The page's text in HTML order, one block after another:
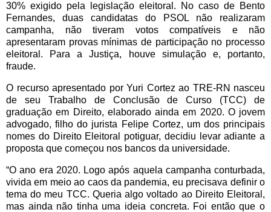
30% exigido pela legislação eleitoral. No caso de Bento
Fernandes, duas candidatas do PSOL não realizaram
campanha, não tiveram votos compatíveis e não
apresentaram provas mínimas de participação no processo
eleitoral. Para a Justiça, houve simulação e, portanto,
fraude.
O recurso apresentado por Yuri Cortez ao TRE-RN nasceu
de seu Trabalho de Conclusão de Curso (TCC) de
graduação em Direito, elaborado ainda em 2020. O jovem
advogado, filho do jurista Felipe Cortez, um dos principais
nomes do Direito Eleitoral potiguar, decidiu levar adiante a
proposta que começou nos bancos da universidade.
“O ano era 2020. Logo após aquela campanha conturbada,
vivida em meio ao caos da pandemia, eu precisava definir o
tema do meu TCC. Queria algo voltado ao Direito Eleitoral,
mas ainda não tinha uma ideia concreta. Foi então que o